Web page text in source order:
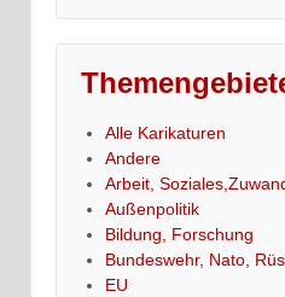
Alle Karikaturen
Andere
Arbeit,
Außenpolitik
Bildung, Forschung
Bundeswehr, Nato,
EU